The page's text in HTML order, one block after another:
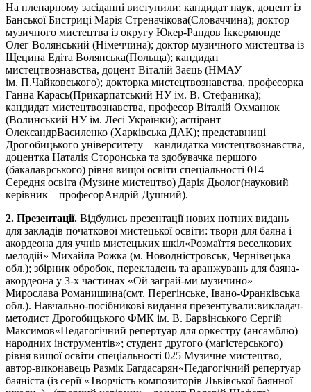
На пленарному засіданні виступили: кандидат наук, доцент із
Банської Бистриці Марія Стреначікова(Словаччина); доктор
музичного мистецтва із округу Юкер-Рандов Іккермюнде
Олег Волянський (Німеччина); доктор музичного мистецтва із
Щецина Едіта Волянська(Польща); кандидат
мистецтвознавства, доцент Віталій Заєць (НМАУ
ім. П.Чайковського); докторка мистецтвознавства, професорка
Ганна Карась(Прикарпатський НУ ім. В. Стефаника);
кандидат мистецтвознавства, професор Віталій Охманюк
(Волинський НУ ім. Лесі Українки); аспірант
ОлександрВасиленко (Харківська ДАК); представниці
Дрогобицького університету – кандидатка мистецтвознавства,
доцентка Наталія Сторонська та здобувачка першого
(бакалаврського) рівня вищої освіти спеціальності 014
Середня освіта (Музине мистецтво) Дарія Дьолог(науковий
керівник – професорАндрій Душний).
2. Презентації. Відбулись презентації нових нотних видань
для закладів початкової мистецької освіти: твори для баяна і
акордеона для учнів мистецьких шкіл«Розмаїття веселкових
мелодій» Михайла Рожка (м. Новодністровськ, Чернівецька
обл.); збірник обробок, перекладень та аранжувань для баяна-
акордеона у 3-х частинах «Ой заграй-ми музичино»
Мирослава Романишина(смт. Перегінське, Івано-Франківська
обл.). Навчально-посібникові видання презентували:викладач-
методист Дрогобицького ФМК ім. В. Барвінського Сергій
Максимов«Педагогічний репертуар для оркестру (ансамблю)
народних інструментів»; студент другого (магістерського)
рівня вищої освіти спеціальності 025 Музичне мистецтво,
автор-виконавець Размік Багдасарян«Педагогічний репертуар
баяніста (із серії «Творчість композиторів Львівської баянної